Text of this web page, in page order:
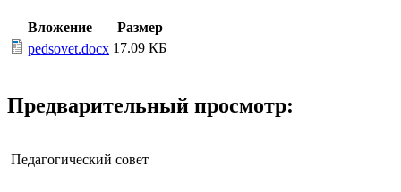
Вложение
Размер
pedsovet.docx 17.09 КБ
Предварительный просмотр:
Педагогический совет